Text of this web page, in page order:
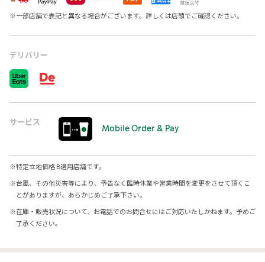
※一部店舗で表記と異なる場合がございます。詳しくは店頭でご確認ください。
デリバリー
サービス
Mobile Order & Pay
※特定立地価格 B適用店舗です。
※台風、その他災害等により、予告なく臨時休業や営業時間を変更をさせて頂くこ
とがありますが、あらかじめご了承下さい。
※在庫・販売状況について、お電話でのお問合せにはご対応いたしかねます。予めご
了承ください。